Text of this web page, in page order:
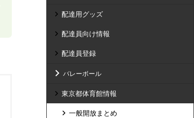
配達用グッズ
配達員向け情報
配達員登録
バレーボール
東京都体育館情報
一般開放まとめ